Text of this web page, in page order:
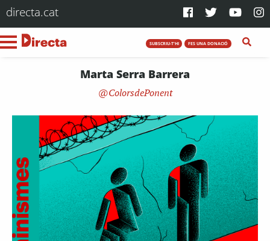
directa.cat
SUBSCRIU-T'HI FES UNA DONACIÓ
Marta Serra Barrera
ColorsdePonent